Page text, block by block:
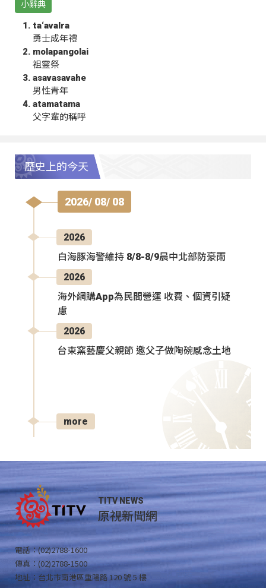
小辭典
ta‘avalra
勇士成年禮
molapangolai
祖靈祭
asavasavahe
男性青年
atamatama
父字輩的稱呼
歷史上的今天
2026/ 08/ 08
2026
白海豚海警維持 8/8-8/9晨中北部防豪雨
2026
海外網購App為民間營運 收費、個資引疑
慮
2026
台東窯藝慶父親節 邀父子做陶碗感念土地
more
TITV NEWS
原視新聞網
電話：(02)2788-1600
傳真：(02)2788-1500
地址：台北市南港區重陽路 120 號 5 樓